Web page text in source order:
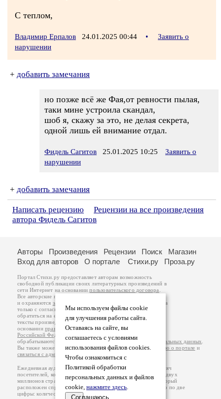
С теплом,
Владимир Ерпалов 24.01.2025 00:44 •
Заявить о
нарушении
+ добавить замечания
но позже всё же Фая,от ревности пылая,
таки мине устроила скандал,
шоб я, скажу за это, не делая секрета,
одной лишь ей внимание отдал.
Фидель Сагитов 25.01.2025 10:25
Заявить о
нарушении
+ добавить замечания
Написать рецензию
Рецензии на все произведения
автора Фидель Сагитов
Мы используем файлы cookie
для улучшения работы сайта.
Оставаясь на сайте, вы
соглашаетесь с условиями
использования файлов cookies.
Чтобы ознакомиться с
Политикой обработки
персональных данных и файлов
cookie, нажмите здесь.
Соглашаюсь
Авторы Произведения Рецензии Поиск
Магазин
Вход для авторов
О портале Стихи.ру Проза.ру
Портал Стихи.ру предоставляет авторам возможность
свободной публикации своих литературных произведений в
сети Интернет на основаниипользовательского договора
Все авторские права на произведения принадлежат авторам
и охраняются законом
. Перепечатка произведений возможна
только с согласия его автора, к которому вы можете
обратиться на его авторской странице. Ответственность за
тексты произведений авторы несут самостоятельно на
основанииправил публикацииизаконодательства
Российской Федерации
обрабатываются на основанииПолитики обработки персональных данных
Вы также можете посмотреть более подробнуюинформацию о портале и
связаться с администрацией
Ежедневная аудитория портала Стихи.ру – порядка 200 тысяч
посетителей, которые в общей сумме просматривают более двух
миллионов страниц по данным счетчика посещаемости, который
расположен справа от этого текста. В каждой графе указано по две
цифры: количество просмотров и количество посетителей.